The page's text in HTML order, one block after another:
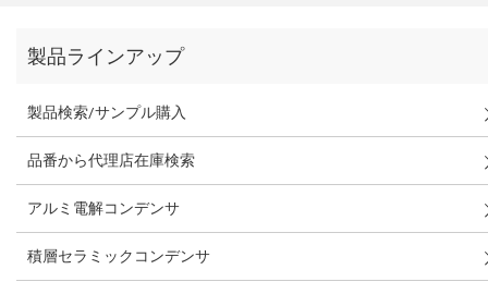
製品ラインアップ
製品検索/サンプル購入
品番から代理店在庫検索
アルミ電解コンデンサ
積層セラミックコンデンサ